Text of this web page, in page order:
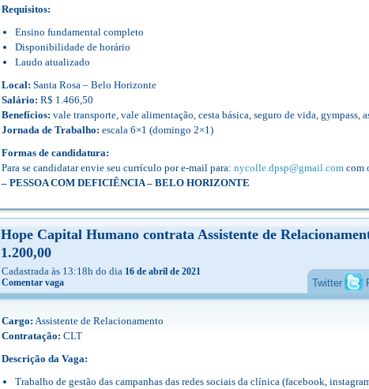
Requisitos:
Ensino fundamental completo
Disponibilidade de horário
Laudo atualizado
Local: Santa Rosa – Belo Horizonte
Salário: R$ 1.466,50
Benefícios: vale transporte, vale alimentação, cesta básica, seguro de vida, gympass,
Jornada de Trabalho: escala 6×1 (domingo 2×1)
Formas de candidatura:
Para se candidatar envie seu currículo por e-mail para: nycolle.dpsp@gmail.com com
– PESSOA COM DEFICIÊNCIA – BELO HORIZONTE
Hope Capital Humano contrata Assistente de
1.200,00
Cadastrada às 13:18h do dia 16 de abril de 2021
Comentar vaga
Twitter
Cargo: Assistente de Relacionamento
Contratação: CLT
Descrição da Vaga:
Trabalho de gestão das campanhas das redes sociais da clínica (facebook,